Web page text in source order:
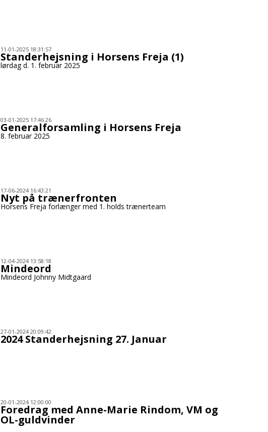
11-01-2025 18:31:57
Standerhejsning i Horsens Freja (1)
lørdag d. 1. februar 2025
03-01-2025 17:46:26
Generalforsamling i Horsens Freja
8. februar 2025
17-06-2024 16:43:21
Nyt på trænerfronten
Horsens Freja forlænger med 1. holds trænerteam
12-04-2024 13:58:18
Mindeord
Mindeord Johnny Midtgaard
27-01-2024 20:09:42
2024 Standerhejsning 27. Januar
20-01-2024 12:00:00
Foredrag med Anne-Marie Rindom, VM og
OL-guldvinder